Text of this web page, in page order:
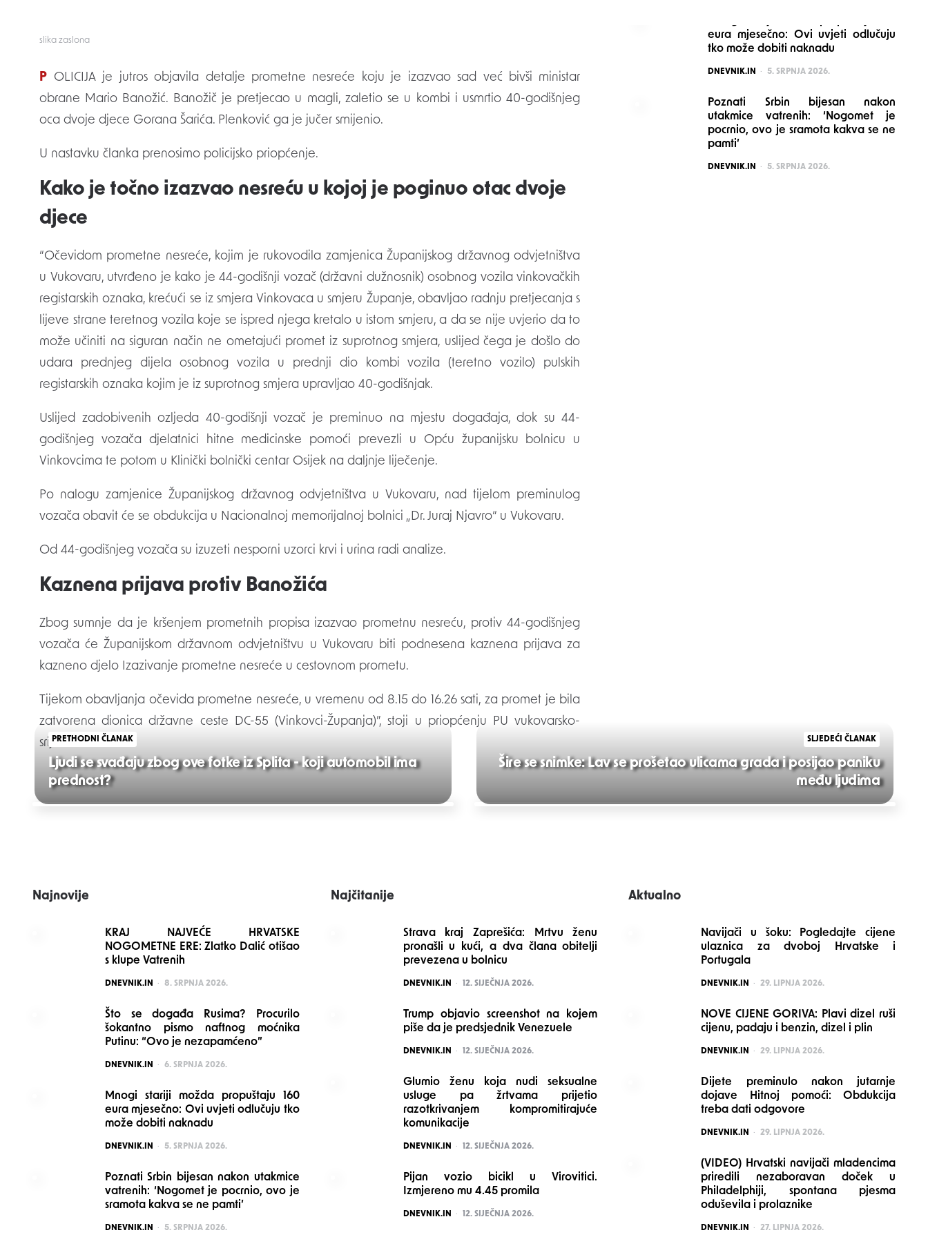
slika zaslona
POLICIJA je jutros objavila detalje prometne nesreće koju je izazvao sad već bivši ministar
obrane Mario Banožić. Banožič je pretjecao u magli, zaletio se u kombi i usmrtio 40-godišnjeg
oca dvoje djece Gorana Šarića. Plenković ga je jučer smijenio.
U nastavku članka prenosimo policijsko priopćenje.
Kako je točno izazvao nesreću u kojoj je poginuo otac dvoje
djece
“Očevidom prometne nesreće, kojim je rukovodila zamjenica Županijskog državnog odvjetništva
u Vukovaru, utvrđeno je kako je 44-godišnji vozač (državni dužnosnik) osobnog vozila vinkovačkih
registarskih oznaka, krećući se iz smjera Vinkovaca u smjeru Županje, obavljao radnju pretjecanja s
lijeve strane teretnog vozila koje se ispred njega kretalo u istom smjeru, a da se nije uvjerio da to
može učiniti na siguran način ne ometajući promet iz suprotnog smjera, uslijed čega je došlo do
udara prednjeg dijela osobnog vozila u prednji dio kombi vozila (teretno vozilo) pulskih
registarskih oznaka kojim je iz suprotnog smjera upravljao 40-godišnjak.
Uslijed zadobivenih ozljeda 40-godišnji vozač je preminuo na mjestu događaja, dok su 44-
godišnjeg vozača djelatnici hitne medicinske pomoći prevezli u Opću županijsku bolnicu u
Vinkovcima te potom u Klinički bolnički centar Osijek na daljnje liječenje.
Po nalogu zamjenice Županijskog državnog odvjetništva u Vukovaru, nad tijelom preminulog
vozača obavit će se obdukcija u Nacionalnoj memorijalnoj bolnici „Dr. Juraj Njavro“ u Vukovaru.
Od 44-godišnjeg vozača su izuzeti nesporni uzorci krvi i urina radi analize.
Kaznena prijava protiv Banožića
Zbog sumnje da je kršenjem prometnih propisa izazvao prometnu nesreću, protiv 44-godišnjeg
vozača će Županijskom državnom odvjetništvu u Vukovaru biti podnesena kaznena prijava za
kazneno djelo Izazivanje prometne nesreće u cestovnom prometu.
Tijekom obavljanja očevida prometne nesreće, u vremenu od 8.15 do 16.26 sati, za promet je bila
zatvorena dionica državne ceste DC-55 (Vinkovci-Županja)”, stoji u priopćenju PU vukovarsko-
srijemske.
Post
PRETHODNI ČLANAK
Ljudi se svađaju zbog ove fotke iz Splita - koji automobil ima
prednost?
SLJEDEĆI ČLANAK
Šire se snimke: Lav se prošetao ulicama grada i posijao paniku
među ljudima
eura mjesečno: Ovi uvjeti odlučuju
tko može dobiti naknadu
POSTED
DNEVNIK.IN 5. SRPNJA 2026.
Poznati Srbin bijesan nakon
utakmice vatrenih: ‘Nogomet je
pocrnio, ovo je sramota kakva se ne
pamti’
POSTED
DNEVNIK.IN 5. SRPNJA 2026.
Najnovije
KRAJ NAJVEĆE HRVATSKE
NOGOMETNE ERE: Zlatko Dalić otišao
s klupe Vatrenih
POSTED
DNEVNIK.IN 8. SRPNJA 2026.
Što se događa Rusima? Procurilo
šokantno pismo naftnog moćnika
Putinu: “Ovo je nezapamćeno”
POSTED
DNEVNIK.IN 6. SRPNJA 2026.
Mnogi stariji možda propuštaju 160
eura mjesečno: Ovi uvjeti odlučuju tko
može dobiti naknadu
POSTED
DNEVNIK.IN 5. SRPNJA 2026.
Poznati Srbin bijesan nakon utakmice
vatrenih: ‘Nogomet je pocrnio, ovo je
sramota kakva se ne pamti’
POSTED
DNEVNIK.IN 5. SRPNJA 2026.
Najčitanije
Strava kraj Zaprešića: Mrtvu ženu
pronašli u kući, a dva člana obitelji
prevezena u bolnicu
POSTED
DNEVNIK.IN 12. SIJEČNJA 2026.
Trump objavio screenshot na kojem
piše da je predsjednik Venezuele
POSTED
DNEVNIK.IN 12. SIJEČNJA 2026.
Glumio ženu koja nudi seksualne
usluge pa žrtvama prijetio
razotkrivanjem kompromitirajuće
komunikacije
POSTED
DNEVNIK.IN 12. SIJEČNJA 2026.
Pijan vozio bicikl u Virovitici.
Izmjereno mu 4.45 promila
POSTED
DNEVNIK.IN 12. SIJEČNJA 2026.
Aktualno
Navijači u šoku: Pogledajte cijene
ulaznica za dvoboj Hrvatske i
Portugala
POSTED
DNEVNIK.IN 29. LIPNJA 2026.
NOVE CIJENE GORIVA: Plavi dizel ruši
cijenu, padaju i benzin, dizel i plin
POSTED
DNEVNIK.IN 29. LIPNJA 2026.
Dijete preminulo nakon jutarnje
dojave Hitnoj pomoći: Obdukcija
treba dati odgovore
POSTED
DNEVNIK.IN 29. LIPNJA 2026.
(VIDEO) Hrvatski navijači mladencima
priredili nezaboravan doček u
Philadelphiji, spontana pjesma
oduševila i prolaznike
POSTED
DNEVNIK.IN 27. LIPNJA 2026.